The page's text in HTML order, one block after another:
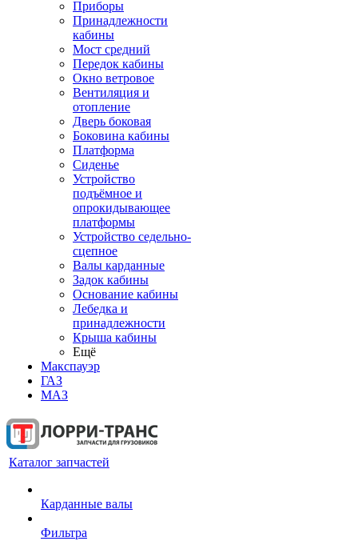
Приборы
Принадлежности
кабины
Мост средний
Передок кабины
Окно ветровое
Вентиляция и
отопление
Дверь боковая
Боковина кабины
Платформа
Сиденье
Устройство
подъёмное и
опрокидывающее
платформы
Устройство седельно-
сцепное
Валы карданные
Задок кабины
Основание кабины
Лебедка и
принадлежности
Крыша кабины
Ещё
Макспауэр
ГАЗ
МАЗ
Каталог запчастей
Карданные валы
Фильтра